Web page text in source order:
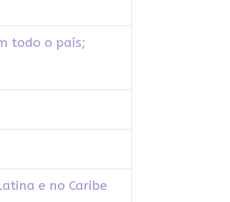
todo o país;
e no Caribe